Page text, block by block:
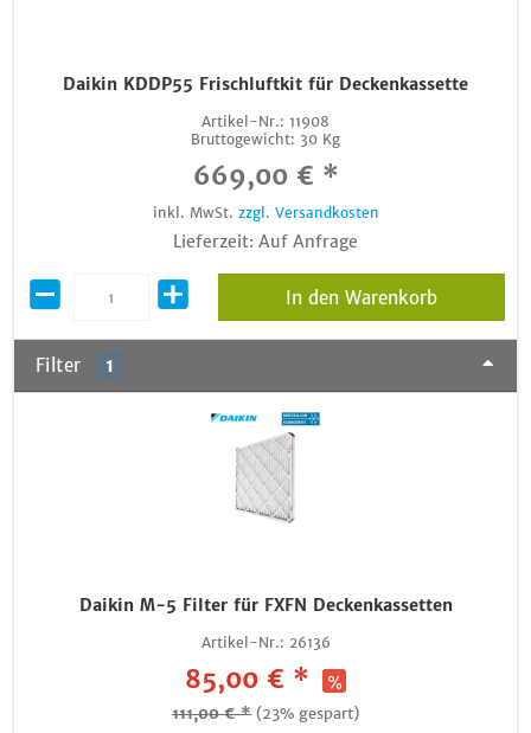
Daikin KDDP55 Frischluftkit für Deckenkassette
Artikel-Nr.: 11908
Bruttogewicht: 30 Kg
669,00 € *
inkl. MwSt. zzgl. Versandkosten
Lieferzeit: Auf Anfrage
In den Warenkorb
Filter 1
Daikin M-5 Filter für FXFN Deckenkassetten
Artikel-Nr.: 26136
85,00 € *
111,00 € * (23% gespart)